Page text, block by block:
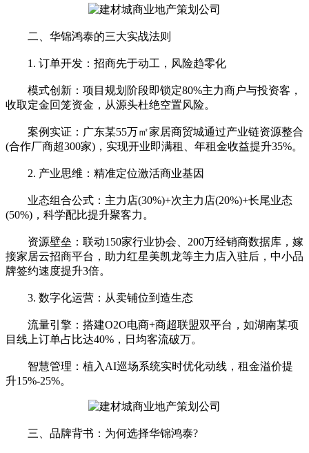
二、华锦鸿泰的三大实战法则
1. 订单开发：招商先于动工，风险趋零化
模式创新：项目规划阶段即锁定80%主力商户与投资客，
收取定金回笼资金，从源头杜绝空置风险。
案例实证：广东某55万㎡家居商贸城通过产业链资源整合
(合作厂商超300家)，实现开业即满租、年租金收益提升35%。
2. 产业思维：精准定位激活商业基因
业态组合公式：主力店(30%)+次主力店(20%)+长尾业态
(50%)，科学配比提升聚客力。
资源壁垒：联动150家行业协会、200万经销商数据库，嫁
接家居云招商平台，助力红星美凯龙等主力店入驻后，中小品
牌签约速度提升3倍。
3. 数字化运营：从卖铺位到造生态
流量引擎：搭建O2O电商+商超联盟双平台，如湖南某项
目线上订单占比达40%，日均客流破万。
智慧管理：植入AI巡场系统实时优化动线，租金溢价提
升15%-25%。
三、品牌背书：为何选择华锦鸿泰?